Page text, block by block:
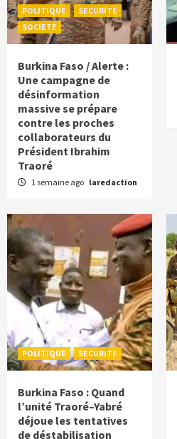
POLITIQUE
SECURITE
SOCIETE
Burkina Faso / Alerte :
Une campagne de
désinformation
massive se prépare
contre les proches
collaborateurs du
Président Ibrahim
Traoré
1 semaine ago laredaction
POLITIQUE SECURITE
Burkina Faso : Quand
l’unité Traoré–Yabré
déjoue les tentatives
de déstabilisation